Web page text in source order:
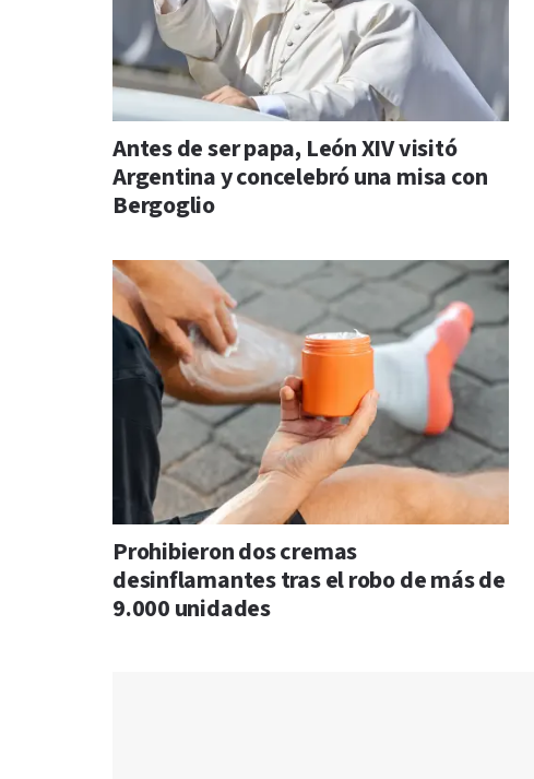
Antes de ser papa, León XIV visitó
Argentina y concelebró una misa con
Bergoglio
Prohibieron dos cremas
desinflamantes tras el robo de más de
9.000 unidades